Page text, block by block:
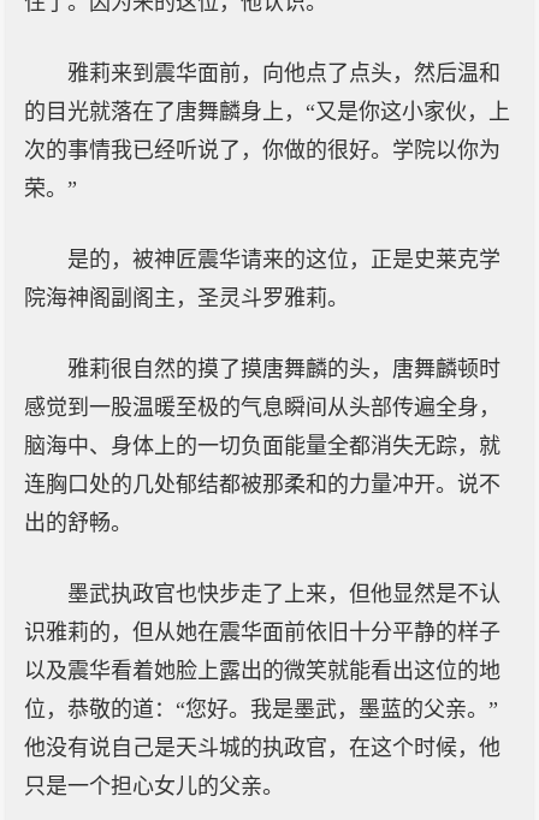
雅莉来到震华面前，向他点了点头，然后温和
的目光就落在了唐舞麟身上，“又是你这小家伙，上
次的事情我已经听说了，你做的很好。学院以你为
荣。”
是的，被神匠震华请来的这位，正是史莱克学
院海神阁副阁主，圣灵斗罗雅莉。
雅莉很自然的摸了摸唐舞麟的头，唐舞麟顿时
感觉到一股温暖至极的气息瞬间从头部传遍全身，
脑海中、身体上的一切负面能量全都消失无踪，就
连胸口处的几处郁结都被那柔和的力量冲开。说不
出的舒畅。
墨武执政官也快步走了上来，但他显然是不认
识雅莉的，但从她在震华面前依旧十分平静的样子
以及震华看着她脸上露出的微笑就能看出这位的地
位，恭敬的道：“您好。我是墨武，墨蓝的父亲。”
他没有说自己是天斗城的执政官，在这个时候，他
只是一个担心女儿的父亲。